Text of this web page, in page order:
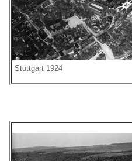
Stuttgart 1924